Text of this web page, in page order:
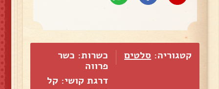
קטגוריה: סלטים
כשרות: כשר
פרווה
דרגת קושי: קל